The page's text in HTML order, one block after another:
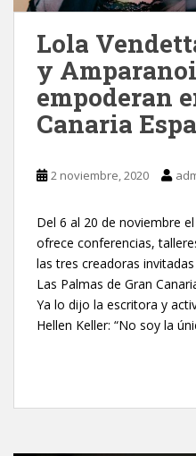
Lola
y
empoderan
Canaria
2 noviembre, 2020
Del 6 al 20 de noviembre
ofrece conferencias,
las tres creadoras invitadas
Las Palmas de Gran
Ya lo dijo la escritora y
Hellen Keller: “No soy la